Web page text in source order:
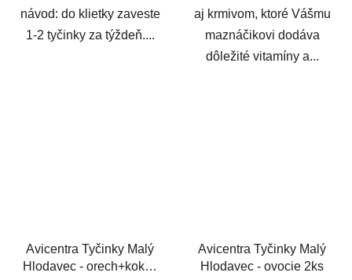
návod: do klietky zaveste
1-2 tyčinky za týždeň....
aj krmivom, ktoré Vášmu
maznáčikovi dodáva
dôležité vitamíny a...
Avicentra Tyčinky Malý
Hlodavec - orech+kokos
Avicentra Tyčinky Malý
Hlodavec - ovocie 2ks